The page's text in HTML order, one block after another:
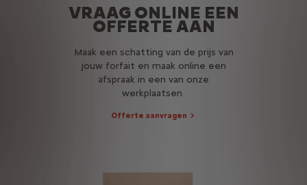
VRAAG ONLINE EEN
OFFERTE AAN
Maak een schatting van de prijs van
jouw forfait en maak online een
afspraak in een van onze
werkplaatsen
Offerte aanvragen